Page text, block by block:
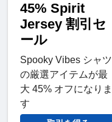
45% Spirit
Jersey 割引セ
ール
Spooky Vibes シャツ
の厳選アイテムが最
大 45% オフになりま
す